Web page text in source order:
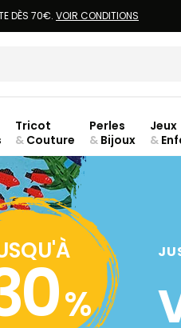
DÈS 70€. VOIR CONDITIONS
Tricot
& Couture
Perles
& Bijoux
Jeux
&
%